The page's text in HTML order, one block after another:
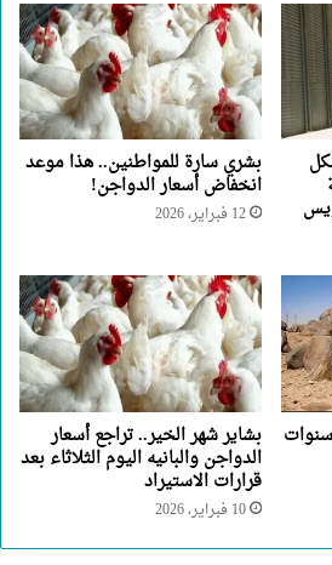
بشري سارة للمواطنين.. هذا موعد
انخفاض أسعار الدواجن!
12 فبراير، 2026
بشاير شهر الخير.. تراجع أسعار
الدواجن والبانيه اليوم الثلاثاء بعد
قرارات الاستيراد
10 فبراير، 2026